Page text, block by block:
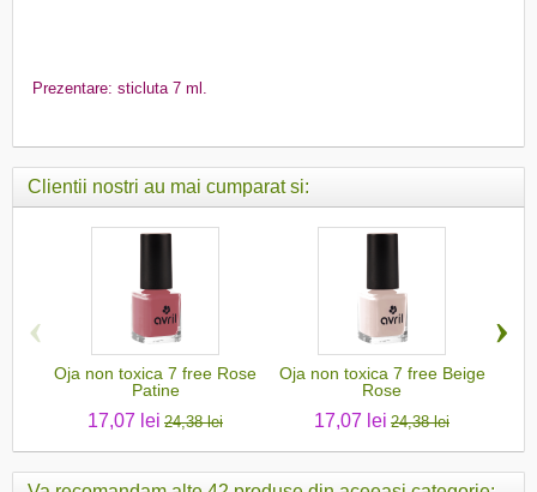
Prezentare: sticluta 7 ml.
Clientii nostri au mai cumparat si:
Oja non toxica 7 free Rose
Patine
17,07 lei 24,38 lei
Oja non toxica 7 free Beige
Rose
17,07 lei 24,38 lei
‹ ›